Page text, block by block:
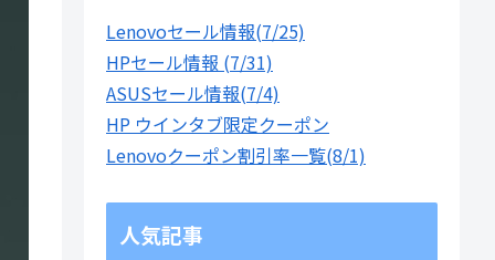
Lenovoセール情報(7/25)
HPセール情報 (7/31)
ASUSセール情報(7/4)
HP ウインタブ限定クーポン
Lenovoクーポン割引率一覧(8/1)
人気記事